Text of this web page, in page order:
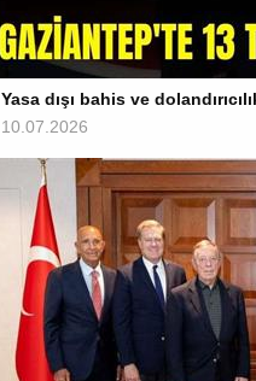
Yasa dışı bahis ve
10.07.2026